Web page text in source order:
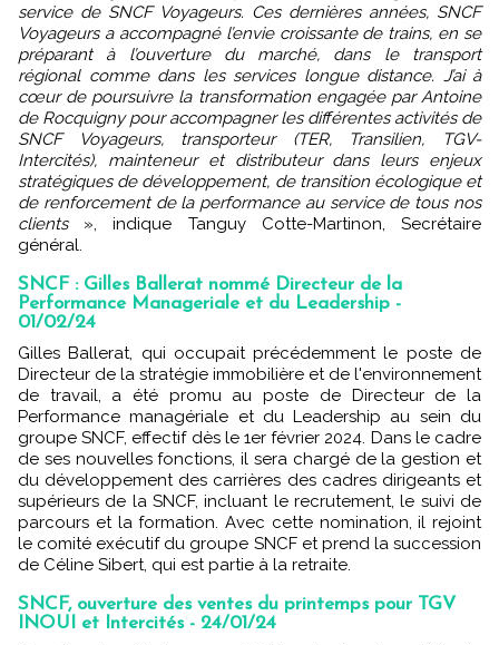
service de SNCF Voyageurs. Ces dernières années, SNCF
Voyageurs a accompagné l’envie croissante de trains, en se
préparant à l’ouverture du marché, dans le transport
régional comme dans les services longue distance. J’ai à
cœur de poursuivre la transformation engagée par Antoine
de Rocquigny pour accompagner les différentes activités de
SNCF Voyageurs, transporteur (TER, Transilien, TGV-
Intercités), mainteneur et distributeur dans leurs enjeux
stratégiques de développement, de transition écologique et
de renforcement de la performance au service de tous nos
clients», indique Tanguy Cotte-Martinon, Secrétaire
général.
SNCF : Gilles Ballerat nommé Directeur de la
Performance Manageriale et du Leadership -
01/02/24
Gilles Ballerat, qui occupait précédemment le poste de
Directeur de la stratégie immobilière et de l'environnement
de travail, a été promu au poste de Directeur de la
Performance managériale et du Leadership au sein du
groupe SNCF, effectif dès le 1er février 2024. Dans le cadre
de ses nouvelles fonctions, il sera chargé de la gestion et
du développement des carrières des cadres dirigeants et
supérieurs de la SNCF, incluant le recrutement, le suivi de
parcours et la formation. Avec cette nomination, il rejoint
le comité exécutif du groupe SNCF et prend la succession
de Céline Sibert, qui est partie à la retraite.
SNCF, ouverture des ventes du printemps pour TGV
INOUI et Intercités - 24/01/24